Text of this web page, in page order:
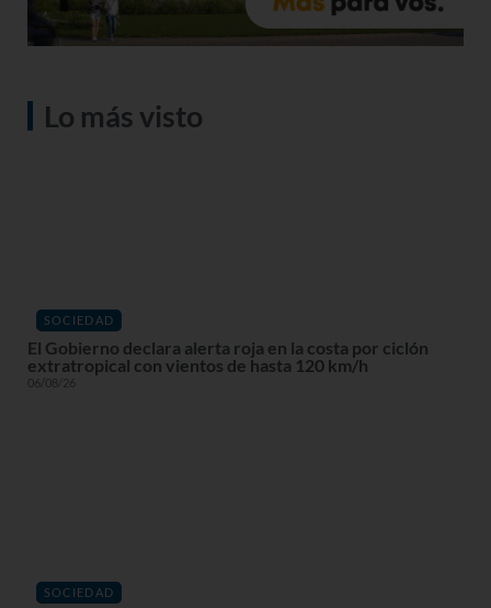
Lo más visto
SOCIEDAD
El Gobierno declara alerta roja en la costa por ciclón
extratropical con vientos de hasta 120 km/h
06/08/26
SOCIEDAD